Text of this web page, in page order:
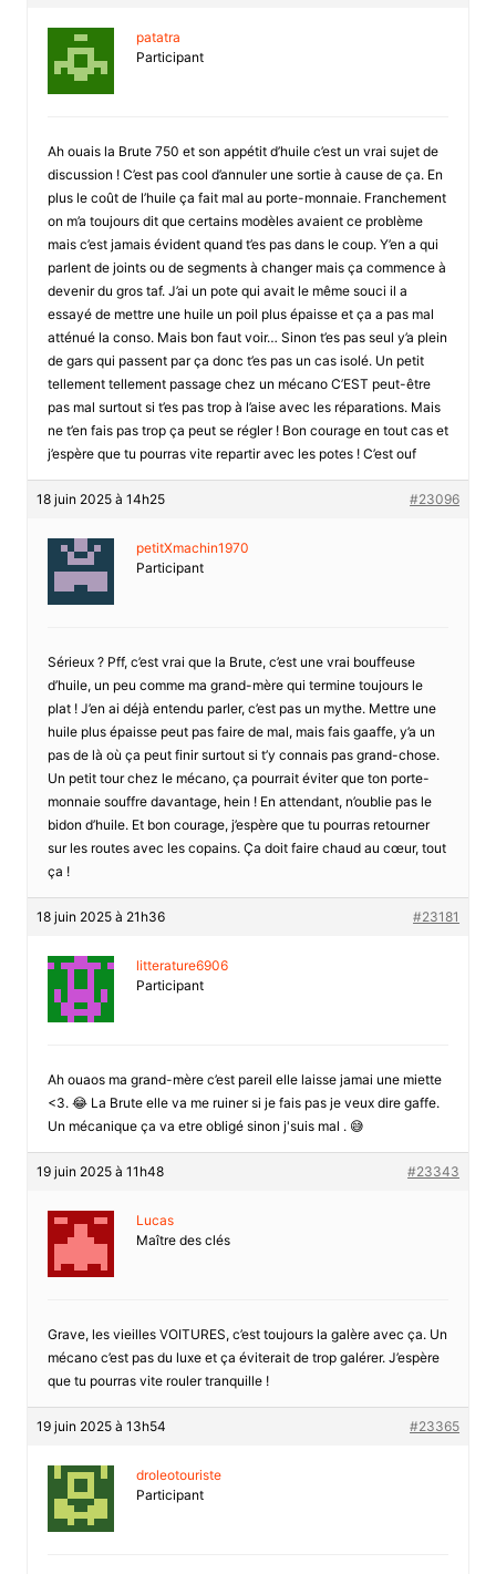
patatra
Participant
Ah ouais la Brute 750 et son appétit d’huile c’est un vrai sujet de
discussion ! C’est pas cool d’annuler une sortie à cause de ça. En
plus le coût de l’huile ça fait mal au porte-monnaie. Franchement
on m’a toujours dit que certains modèles avaient ce problème
mais c’est jamais évident quand t’es pas dans le coup. Y’en a qui
parlent de joints ou de segments à changer mais ça commence à
devenir du gros taf. J’ai un pote qui avait le même souci il a
essayé de mettre une huile un poil plus épaisse et ça a pas mal
atténué la conso. Mais bon faut voir… Sinon t’es pas seul y’a plein
de gars qui passent par ça donc t’es pas un cas isolé. Un petit
tellement tellement passage chez un mécano C’EST peut-être
pas mal surtout si t’es pas trop à l’aise avec les réparations. Mais
ne t’en fais pas trop ça peut se régler ! Bon courage en tout cas et
j’espère que tu pourras vite repartir avec les potes ! C’est ouf
18 juin 2025 à 14h25 #23096
petitXmachin1970
Participant
Sérieux ? Pff, c’est vrai que la Brute, c’est une vrai bouffeuse
d’huile, un peu comme ma grand-mère qui termine toujours le
plat ! J’en ai déjà entendu parler, c’est pas un mythe. Mettre une
huile plus épaisse peut pas faire de mal, mais fais gaaffe, y’a un
pas de là où ça peut finir surtout si t’y connais pas grand-chose.
Un petit tour chez le mécano, ça pourrait éviter que ton porte-
monnaie souffre davantage, hein ! En attendant, n’oublie pas le
bidon d’huile. Et bon courage, j’espère que tu pourras retourner
sur les routes avec les copains. Ça doit faire chaud au cœur, tout
ça !
18 juin 2025 à 21h36 #23181
litterature6906
Participant
Ah ouaos ma grand-mère c’est pareil elle laisse jamai une miette
<3. 😂 La Brute elle va me ruiner si je fais pas je veux dire gaffe.
Un mécanique ça va etre obligé sinon j'suis mal . 😅
19 juin 2025 à 11h48 #23343
Lucas
Maître des clés
Grave, les vieilles VOITURES, c’est toujours la galère avec ça. Un
mécano c’est pas du luxe et ça éviterait de trop galérer. J’espère
que tu pourras vite rouler tranquille !
19 juin 2025 à 13h54 #23365
droleotouriste
Participant